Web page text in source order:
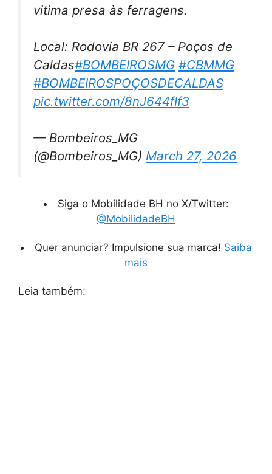
vitima presa às ferragens.
Local: Rodovia BR 267 – Poços de
Caldas#BOMBEIROSMG #CBMMG
#BOMBEIROSPOÇOSDECALDAS
pic.twitter.com/8nJ644fIf3
— Bombeiros_MG
(@Bombeiros_MG) March 27, 2026
Siga o Mobilidade BH no X/Twitter:
@MobilidadeBH
Quer anunciar? Impulsione sua marca! Saiba
mais
Leia também: